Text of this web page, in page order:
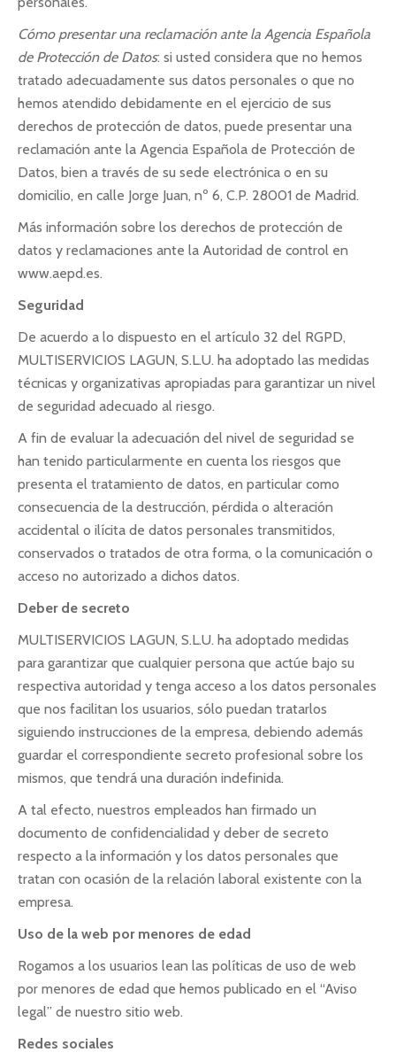
Cómo presentar una reclamación ante la Agencia Española
de Protección de Datos: si usted considera que no hemos
tratado adecuadamente sus datos personales o que no
hemos atendido debidamente en el ejercicio de sus
derechos de protección de datos, puede presentar una
reclamación ante la Agencia Española de Protección de
Datos, bien a través de su sede electrónica o en su
domicilio, en calle Jorge Juan, nº 6, C.P. 28001 de Madrid.
Más información sobre los derechos de protección de
datos y reclamaciones ante la Autoridad de control en
www.aepd.es.
Seguridad
De acuerdo a lo dispuesto en el artículo 32 del RGPD,
MULTISERVICIOS LAGUN, S.L.U. ha adoptado las medidas
técnicas y organizativas apropiadas para garantizar un nivel
de seguridad adecuado al riesgo.
A fin de evaluar la adecuación del nivel de seguridad se
han tenido particularmente en cuenta los riesgos que
presenta el tratamiento de datos, en particular como
consecuencia de la destrucción, pérdida o alteración
accidental o ilícita de datos personales transmitidos,
conservados o tratados de otra forma, o la comunicación o
acceso no autorizado a dichos datos.
Deber de secreto
MULTISERVICIOS LAGUN, S.L.U. ha adoptado medidas
para garantizar que cualquier persona que actúe bajo su
respectiva autoridad y tenga acceso a los datos personales
que nos facilitan los usuarios, sólo puedan tratarlos
siguiendo instrucciones de la empresa, debiendo además
guardar el correspondiente secreto profesional sobre los
mismos, que tendrá una duración indefinida.
A tal efecto, nuestros empleados han firmado un
documento de confidencialidad y deber de secreto
respecto a la información y los datos personales que
tratan con ocasión de la relación laboral existente con la
empresa.
Uso de la web por menores de edad
Rogamos a los usuarios lean las políticas de uso de web
por menores de edad que hemos publicado en el “Aviso
legal” de nuestro sitio web.
Redes sociales